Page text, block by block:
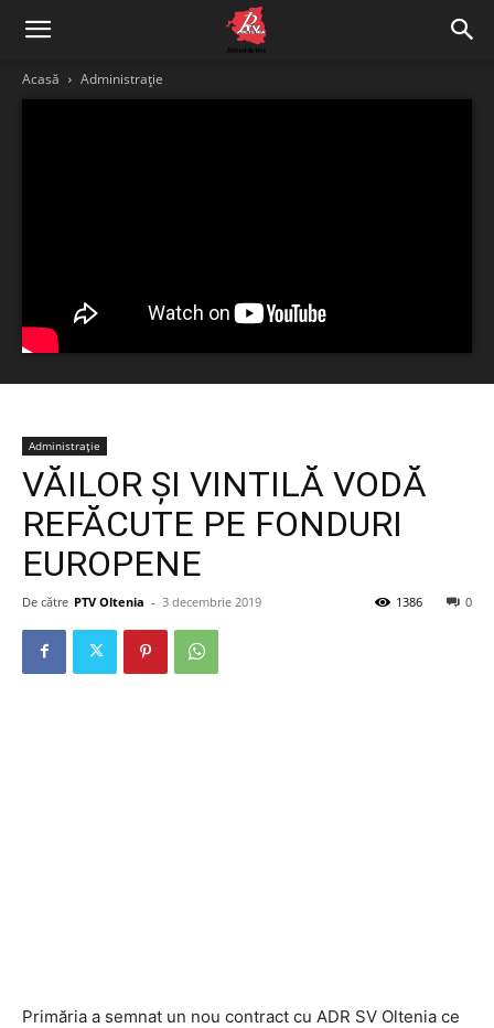
Acasă Administrație
Administrație
VĂILOR ȘI VINTILĂ VODĂ
REFĂCUTE PE FONDURI
EUROPENE
De către PTV Oltenia - 3 decembrie 2019 0
1386
Primăria a semnat un nou contract cu ADR SV Oltenia ce